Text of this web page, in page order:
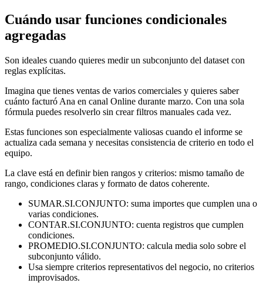
Cuándo usar funciones condicionales
agregadas
Son ideales cuando quieres medir un subconjunto del dataset con
reglas explícitas.
Imagina que tienes ventas de varios comerciales y quieres saber
cuánto facturó Ana en canal Online durante marzo. Con una sola
fórmula puedes resolverlo sin crear filtros manuales cada vez.
Estas funciones son especialmente valiosas cuando el informe se
actualiza cada semana y necesitas consistencia de criterio en todo el
equipo.
La clave está en definir bien rangos y criterios: mismo tamaño de
rango, condiciones claras y formato de datos coherente.
SUMAR.SI.CONJUNTO: suma importes que cumplen una o
varias condiciones.
CONTAR.SI.CONJUNTO: cuenta registros que cumplen
condiciones.
PROMEDIO.SI.CONJUNTO: calcula media solo sobre el
subconjunto válido.
Usa siempre criterios representativos del negocio, no criterios
improvisados.